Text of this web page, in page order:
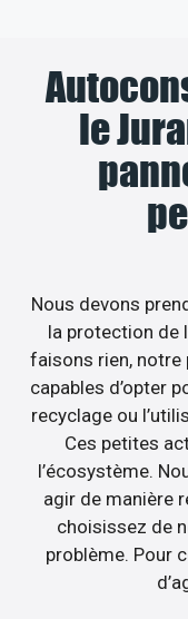
le
Nous devons
la protection de
faisons rien, notre
capables d’opter
recyclage ou
Ces petites
l’écosystème.
agir de manière
choisissez de
problème. Pour